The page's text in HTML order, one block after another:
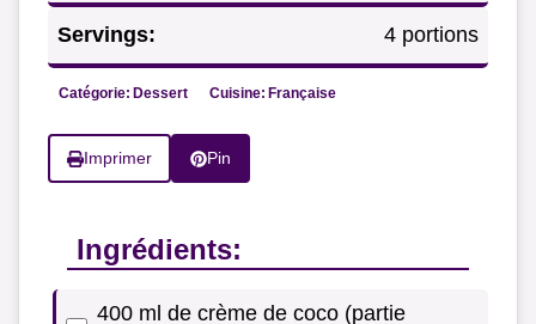
Servings: 4 portions
Catégorie: Dessert Cuisine: Française
Imprimer Pin
Ingrédients:
400 ml de crème de coco (partie